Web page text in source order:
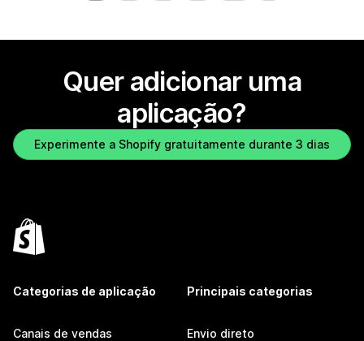
Quer adicionar uma
aplicação?
Experimente a Shopify gratuitamente durante 3 dias
Categorias de aplicação
Canais de vendas
Principais categorias
Envio direto